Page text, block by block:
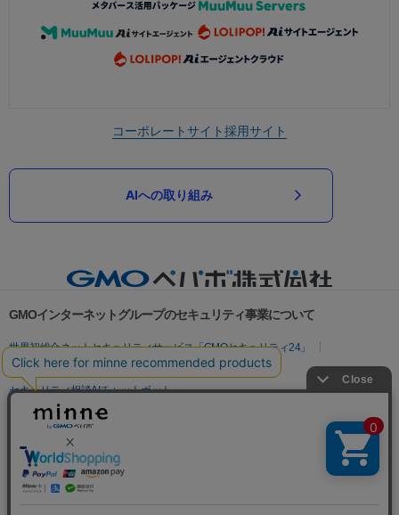
コーポレートサイト採用サイト
AIへの取り組み
GMOインターネットグループのセキュリティ事業について
世界初総合ネットセキュリティサービス「GMOセキュリティ24」
パスワード漏洩診断
Webサイトリスク診断
セキュリティ相談AIチャットボット
実在証明・盗聴対策
サイバー攻撃対策（GMO Flatt Security）
セキュリティ事業の軌跡